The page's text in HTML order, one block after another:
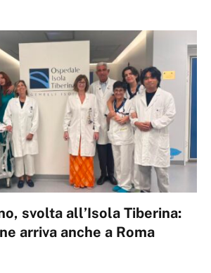
svolta all’Isola Tiberina:
arriva anche a Roma